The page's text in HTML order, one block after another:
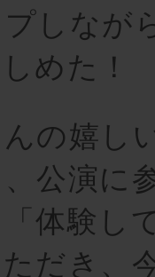
しなが
めた！
の嬉し
公演に
体験し
だき、